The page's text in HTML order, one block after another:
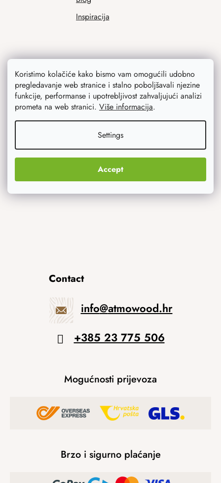
Koristimo kolačiće kako bismo vam omogućili udobno
pregledavanje web stranice i stalno poboljšavali njezine
funkcije, performanse i upotrebljivost zahvaljujući analizi
prometa na web stranici. Više informacija.
Settings
Accept
Inspiracija
Ono što vas najviše zanima
Originalni pokloni
Contact
info@atmowood.hr
+385 23 775 506
Mogućnosti prijevoza
Brzo i sigurno plaćanje